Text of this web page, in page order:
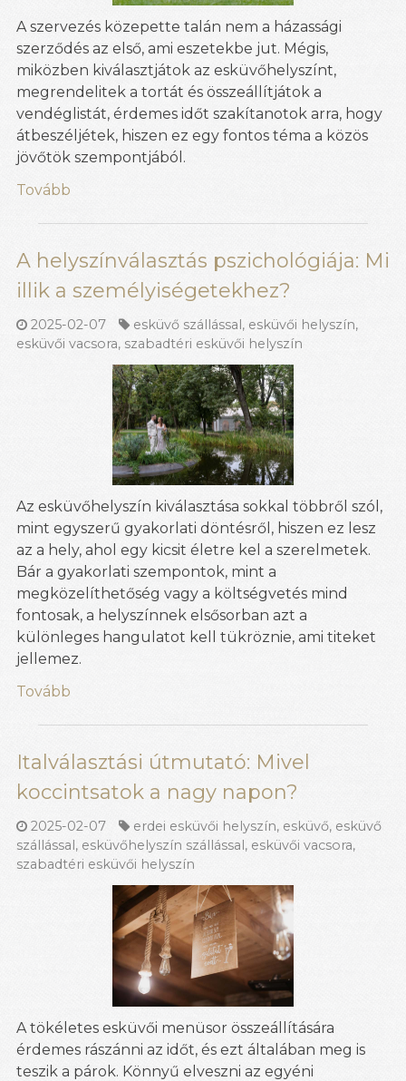
A szervezés közepette talán nem a házassági
szerződés az első, ami eszetekbe jut. Mégis,
miközben kiválasztjátok az esküvőhelyszínt,
megrendelitek a tortát és összeállítjátok a
vendéglistát, érdemes időt szakítanotok arra, hogy
átbeszéljétek, hiszen ez egy fontos téma a közös
jövőtök szempontjából.
Tovább
A helyszínválasztás pszichológiája: Mi
illik a személyiségetekhez?
2025-02-07 esküvő szállással, esküvői helyszín,
esküvői vacsora, szabadtéri esküvői helyszín
Az esküvőhelyszín kiválasztása sokkal többről szól,
mint egyszerű gyakorlati döntésről, hiszen ez lesz
az a hely, ahol egy kicsit életre kel a szerelmetek.
Bár a gyakorlati szempontok, mint a
megközelíthetőség vagy a költségvetés mind
fontosak, a helyszínnek elsősorban azt a
különleges hangulatot kell tükröznie, ami titeket
jellemez.
Tovább
Italválasztási útmutató: Mivel
koccintsatok a nagy napon?
2025-02-07 erdei esküvői helyszín, esküvő, esküvő
szállással, esküvőhelyszín szállással, esküvői vacsora,
szabadtéri esküvői helyszín
A tökéletes esküvői menüsor összeállítására
érdemes rászánni az időt, és ezt általában meg is
teszik a párok. Könnyű elveszni az egyéni